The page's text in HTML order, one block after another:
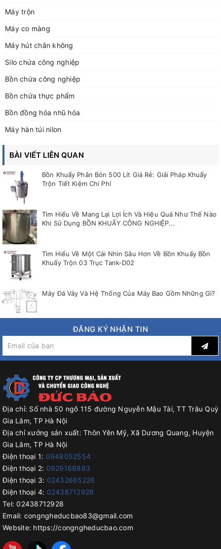
Máy trộn
Máy co màng
Máy hút chân không
Silo chứa công nghiệp
Bồn chứa công nghiệp
Bồn chứa thực phẩm
Bồn đồng hóa nhũ hóa
Máy hàn túi nilon
BÀI VIẾT LIÊN QUAN
Bồn Khuấy Phân Bón 500 Lít Giá Rẻ: Giải Pháp Khuấy
Trộn Tiết Kiệm Chi Phí
Tìm Hiểu Về Mang Lại Lợi Ích Và Hiệu Quả Như Thế Nào
Khi Sử Dụng BỒN KHUẤY CÔNG NGHIỆP...
Tìm Hiểu Về Một Cái Nhìn Sâu Hơn Về Bồn Khuấy Bồn
Khuấy Trộn 03 Trục Tank-D02
Máy Đá Vảy Và Hệ Thống Của Máy Bao Gồm Những Gì?
ĐĂNG KÝ NHẬN TIN
Địa chỉ: Số nhà 50 ngõ 115 đường Nguyễn Mậu Tài, TT Trâu Quỳ
Gia Lâm, TP Hà Nội
Địa chỉ xưởng sản xuất: Thôn Yên Mỹ, Xã Dương Quang, Huyện
Gia Lâm, TP Hà Nội
Điện thoại 1: 0948052554
Điện thoại 2: 0929168883
Điện thoại 3: 02432665226
Điện thoại 4: 02438712928
Tel: 02438712928
Email: congngheducbao83@gmail.com
Website: https://congngheducbao.com